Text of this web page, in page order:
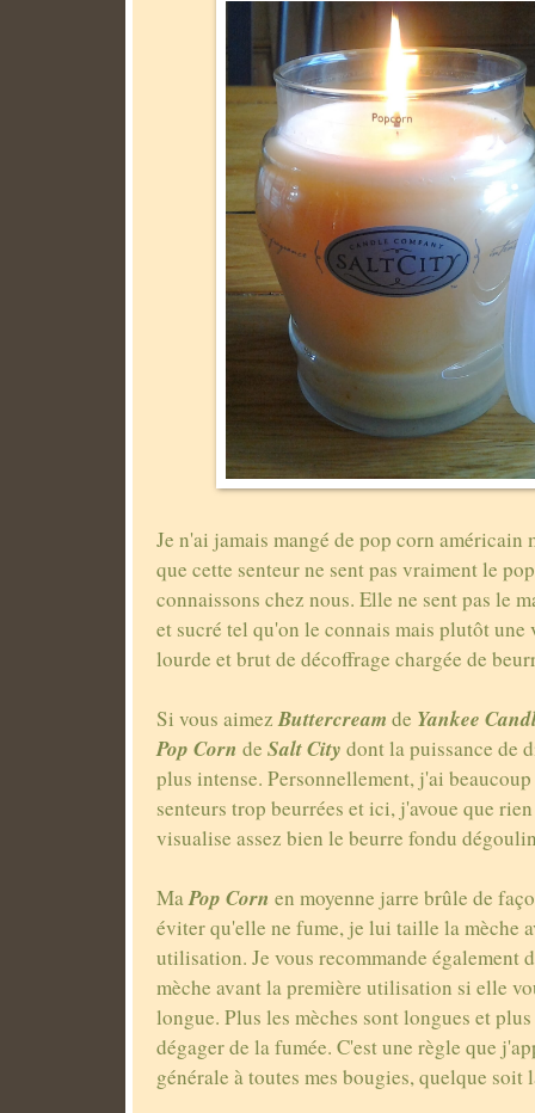
Je n'ai jamais mangé de pop corn américain
que cette senteur ne sent pas vraiment le
connaissons chez nous. Elle ne sent pas le
et sucré tel qu'on le connais mais plutôt
lourde et brut de décoffrage chargée de
Si vous aimezButtercream de Yankee
Pop Corn de Salt City dont la puissance de
plus intense. Personnellement, j'ai
senteurs trop beurrées et ici, j'avoue que
visualise assez bien le beurre fondu
MaPop Corn en moyenne jarre brûle de
éviter qu'elle ne fume, je lui taille la mèche
utilisation. Je vous recommande également
mèche avant la première utilisation si elle
longue. Plus les mèches sont longues et
dégager de la fumée. C'est une règle que
générale à toutes mes bougies, quelque soit